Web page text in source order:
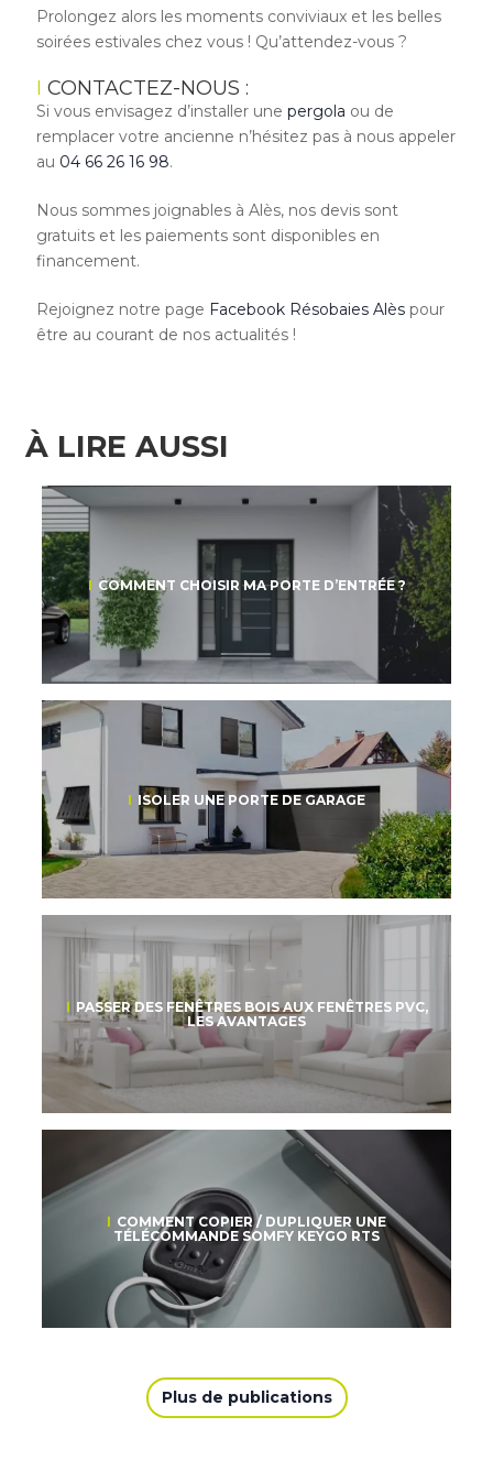
Prolongez alors les moments conviviaux et les belles
soirées estivales chez vous ! Qu’attendez-vous ?
CONTACTEZ-NOUS :
Si vous envisagez d’installer une pergola ou de
remplacer votre ancienne n’hésitez pas à nous appeler
au 04 66 26 16 98.
Nous sommes joignables à Alès, nos devis sont
gratuits et les paiements sont disponibles en
financement.
Rejoignez notre page Facebook Résobaies Alès pour
être au courant de nos actualités !
À LIRE AUSSI
COMMENT CHOISIR MA PORTE D’ENTRÉE ?
ISOLER UNE PORTE DE GARAGE
PASSER DES FENÊTRES BOIS AUX FENÊTRES PVC,
LES AVANTAGES
COMMENT COPIER / DUPLIQUER UNE
TÉLÉCOMMANDE SOMFY KEYGO RTS
Plus de publications